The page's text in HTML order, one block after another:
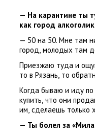
— На карантине ты
как город
— 50 на 50. Мне там
город, молодых там
Приезжаю туда и
то в Рязань, то
Когда бываю и иду
купить, что они
им, сделаешь только
— Ты болел за